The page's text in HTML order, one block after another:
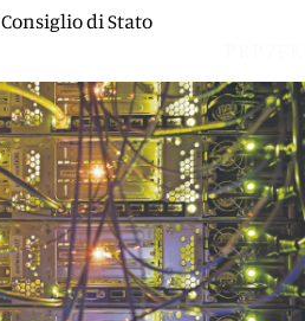
di Stato